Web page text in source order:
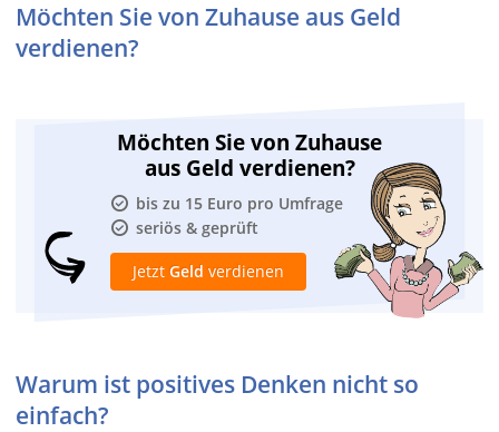
Möchten Sie von Zuhause aus Geld
verdienen?
Möchten Sie von Zuhause
aus Geld verdienen?
bis zu 15 Euro pro Umfrage
seriös & geprüft
Jetzt Geld verdienen
Warum ist positives Denken nicht so
einfach?